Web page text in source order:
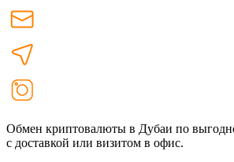
Обмен криптовалюты в Дубаи по
с доставкой или визитом в офис.